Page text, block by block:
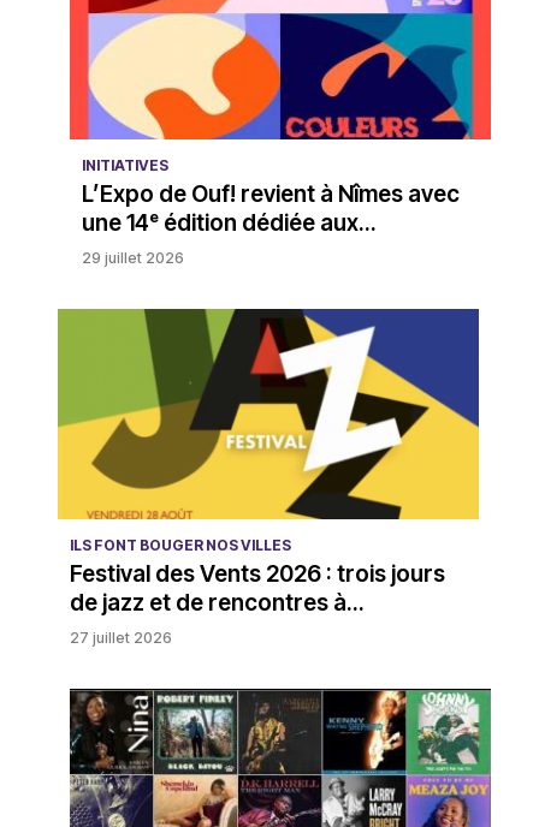
INITIATIVES
L’Expo de Ouf! revient à Nîmes avec
une 14ᵉ édition dédiée aux...
29 juillet 2026
ILS FONT BOUGER NOS VILLES
Festival des Vents 2026 : trois jours
de jazz et de rencontres à...
27 juillet 2026